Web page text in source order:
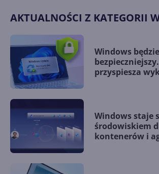
AKTUALNOŚCI Z KATEGORII
Windows będzie
przyspiesza
Windows staje
środowiskiem
kontenerów i